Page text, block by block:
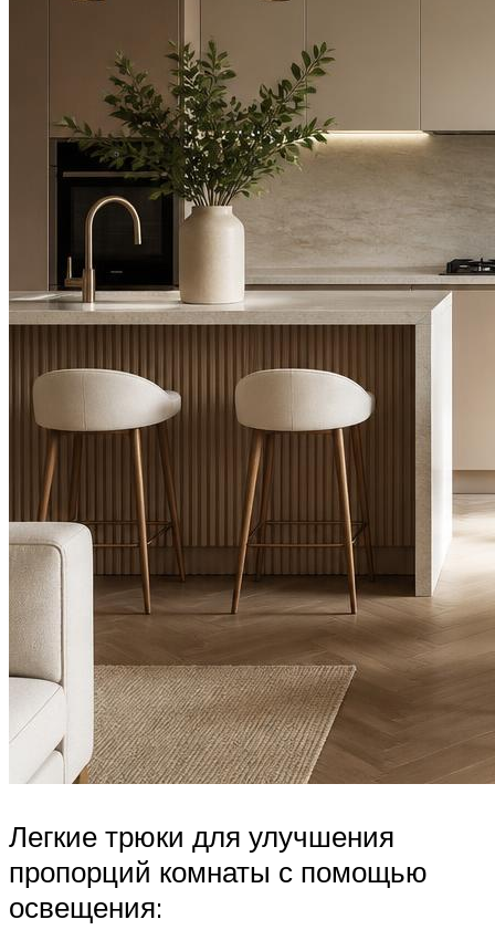
Легкие трюки для улучшения
пропорций комнаты с помощью
освещения: